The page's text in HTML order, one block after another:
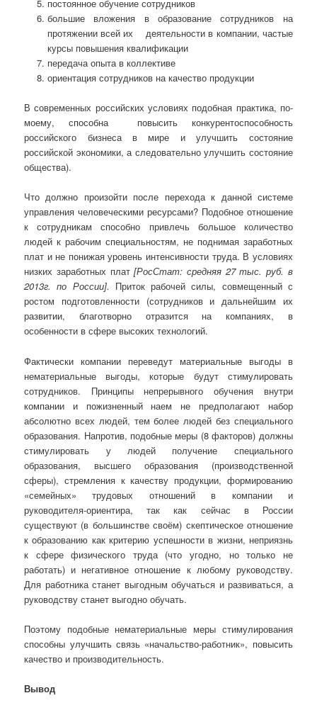
постоянное обучение сотрудников
большие вложения в образование сотрудников на
протяжении всей их деятельности в компании, частые
курсы повышения квалификации
передача опыта в коллективе
ориентация сотрудников на качество продукции
В современных российских условиях подобная практика, по-
моему, способна повысить конкурентоспособность
российского бизнеса в мире и улучшить состояние
российской экономики, а следовательно улучшить состояние
общества).
Что должно произойти после перехода к данной системе
управления человеческими ресурсами? Подобное отношение
к сотрудникам способно привлечь большое количество
людей к рабочим специальностям, не поднимая заработных
плат и не понижая уровень интенсивности труда. В условиях
низких заработных плат[РосСтат: средняя 27 тыс. руб. в
2013г. по России]. Приток рабочей силы, совмещенный с
ростом подготовленности (сотрудников и дальнейшим их
развитии, благотворно отразится на компаниях, в
особенности в сфере высоких технологий.
Фактически компании переведут материальные выгоды в
нематериальные выгоды, которые будут стимулировать
сотрудников. Принципы непрерывного обучения внутри
компании и пожизненный наем не предполагают набор
абсолютно всех людей, тем более людей без специального
образования. Напротив, подобные меры (8 факторов) должны
стимулировать у людей получение специального
образования, высшего образования (производственной
сферы), стремления к качеству продукции, формированию
«семейных» трудовых отношений в компании и
руководителя-ориентира, так как сейчас в России
существуют (в большинстве своём) скептическое отношение
к образованию как критерию успешности в жизни, неприязнь
к сфере физического труда (что угодно, но только не
работать) и негативное отношение к любому руководству.
Для работника станет выгодным обучаться и развиваться, а
руководству станет выгодно обучать.
Поэтому подобные нематериальные меры стимулирования
способны улучшить связь «начальство-работник», повысить
качество и производительность.
Вывод